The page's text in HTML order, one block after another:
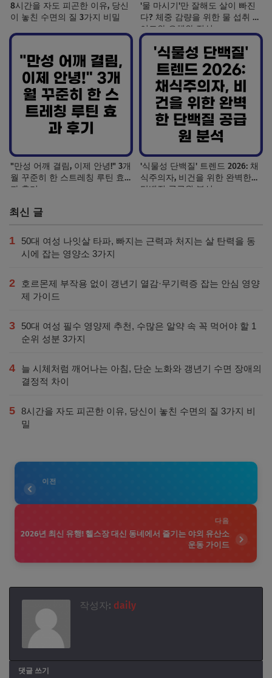
8시간을 자도 피곤한 이유, 당신
이 놓친 수면의 질 3가지 비밀
'물 마시기'만 잘해도 살이 빠진
다? 체중 감량을 위한 물 섭취 가
이드와 오해와 진실
"만성 어깨 결림, 이제 안녕!" 3개
월 꾸준히 한 스트레칭 루틴 효
과 후기
'식물성 단백질' 트렌드 2026: 채
식주의자, 비건을 위한 완벽한
단백질 공급원 분석
최신 글
1
50대 여성 나잇살 타파, 빠지는 근력과 처지는 살 탄력을 동
시에 잡는 영양소 3가지
2
호르몬제 부작용 없이 갱년기 열감·무기력증 잡는 안심 영양
제 가이드
3
50대 여성 필수 영양제 추천, 수많은 알약 속 꼭 먹어야 할 1
순위 성분 3가지
4
늘 시체처럼 깨어나는 아침, 단순 노화와 갱년기 수면 장애의
결정적 차이
5 8시간을 자도 피곤한 이유, 당신이 놓친 수면의 질 3가지 비
밀
이전
다음
2026년 최신 유행! 헬스장 대신 동네에서 즐기는 야외 유산소
운동 가이드
작성자: daily
댓글 쓰기